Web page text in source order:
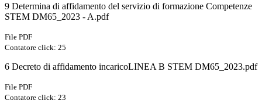
9 Determina di affidamento del servizio di formazione Competenze
STEM DM65_2023 - A.pdf
File PDF
Contatore click: 25
6 Decreto di affidamento incaricoLINEA B STEM DM65_2023.pdf
File PDF
Contatore click: 23